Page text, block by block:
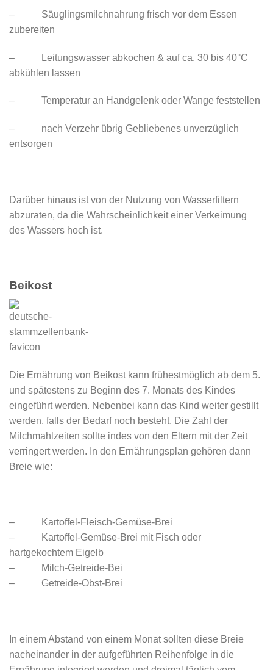
– Säuglingsmilchnahrung frisch vor dem Essen
zubereiten
– Leitungswasser abkochen & auf ca. 30 bis 40°C
abkühlen lassen
– Temperatur an Handgelenk oder Wange feststellen
– nach Verzehr übrig Gebliebenes unverzüglich
entsorgen
Darüber hinaus ist von der Nutzung von Wasserfiltern
abzuraten, da die Wahrscheinlichkeit einer Verkeimung
des Wassers hoch ist.
Beikost
Die Ernährung von Beikost kann frühestmöglich ab dem 5.
und spätestens zu Beginn des 7. Monats des Kindes
eingeführt werden. Nebenbei kann das Kind weiter gestillt
werden, falls der Bedarf noch besteht. Die Zahl der
Milchmahlzeiten sollte indes von den Eltern mit der Zeit
verringert werden. In den Ernährungsplan gehören dann
Breie wie:
– Kartoffel-Fleisch-Gemüse-Brei
– Kartoffel-Gemüse-Brei mit Fisch oder
hartgekochtem Eigelb
– Milch-Getreide-Bei
– Getreide-Obst-Brei
In einem Abstand von einem Monat sollten diese Breie
nacheinander in der aufgeführten Reihenfolge in die